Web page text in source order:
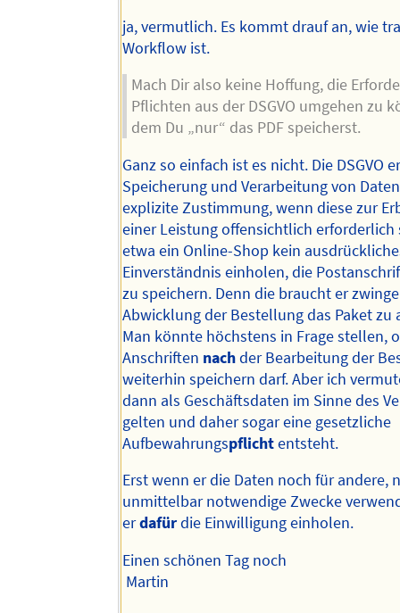
ja, vermutlich. Es kommt drauf an, wie
Workflow ist.
Mach Dir also keine Hoffung, die
Pflichten aus der DSGVO umgehen zu
dem Du „nur“ das PDF speicherst.
Ganz so einfach ist es nicht. Die DSGVO
Speicherung und Verarbeitung von
explizite Zustimmung, wenn diese zur
einer Leistung offensichtlich erforderlich
etwa ein Online-Shop kein
Einverständnis einholen, die
zu speichern. Denn die braucht er
Abwicklung der Bestellung das Paket zu
Man könnte höchstens in Frage stellen,
Anschriften nachder Bearbeitung der
weiterhin speichern darf. Aber ich
dann als Geschäftsdaten im Sinne des
gelten und daher sogar eine gesetzliche
Aufbewahrungspflichtentsteht.
Erst wenn er die Daten noch für andere,
unmittelbar notwendige Zwecke
erdafürdie Einwilligung einholen.
Einen schönen Tag noch
Martin